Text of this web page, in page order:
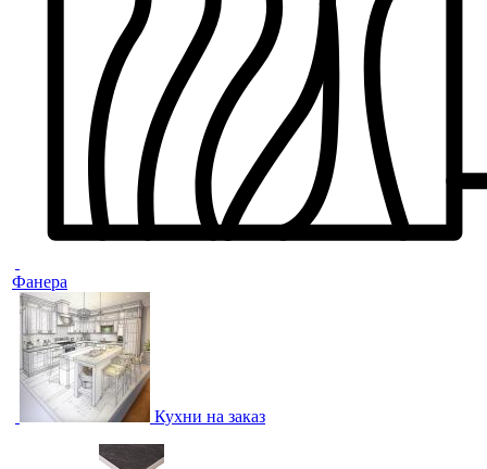
Фанера
Кухни на заказ